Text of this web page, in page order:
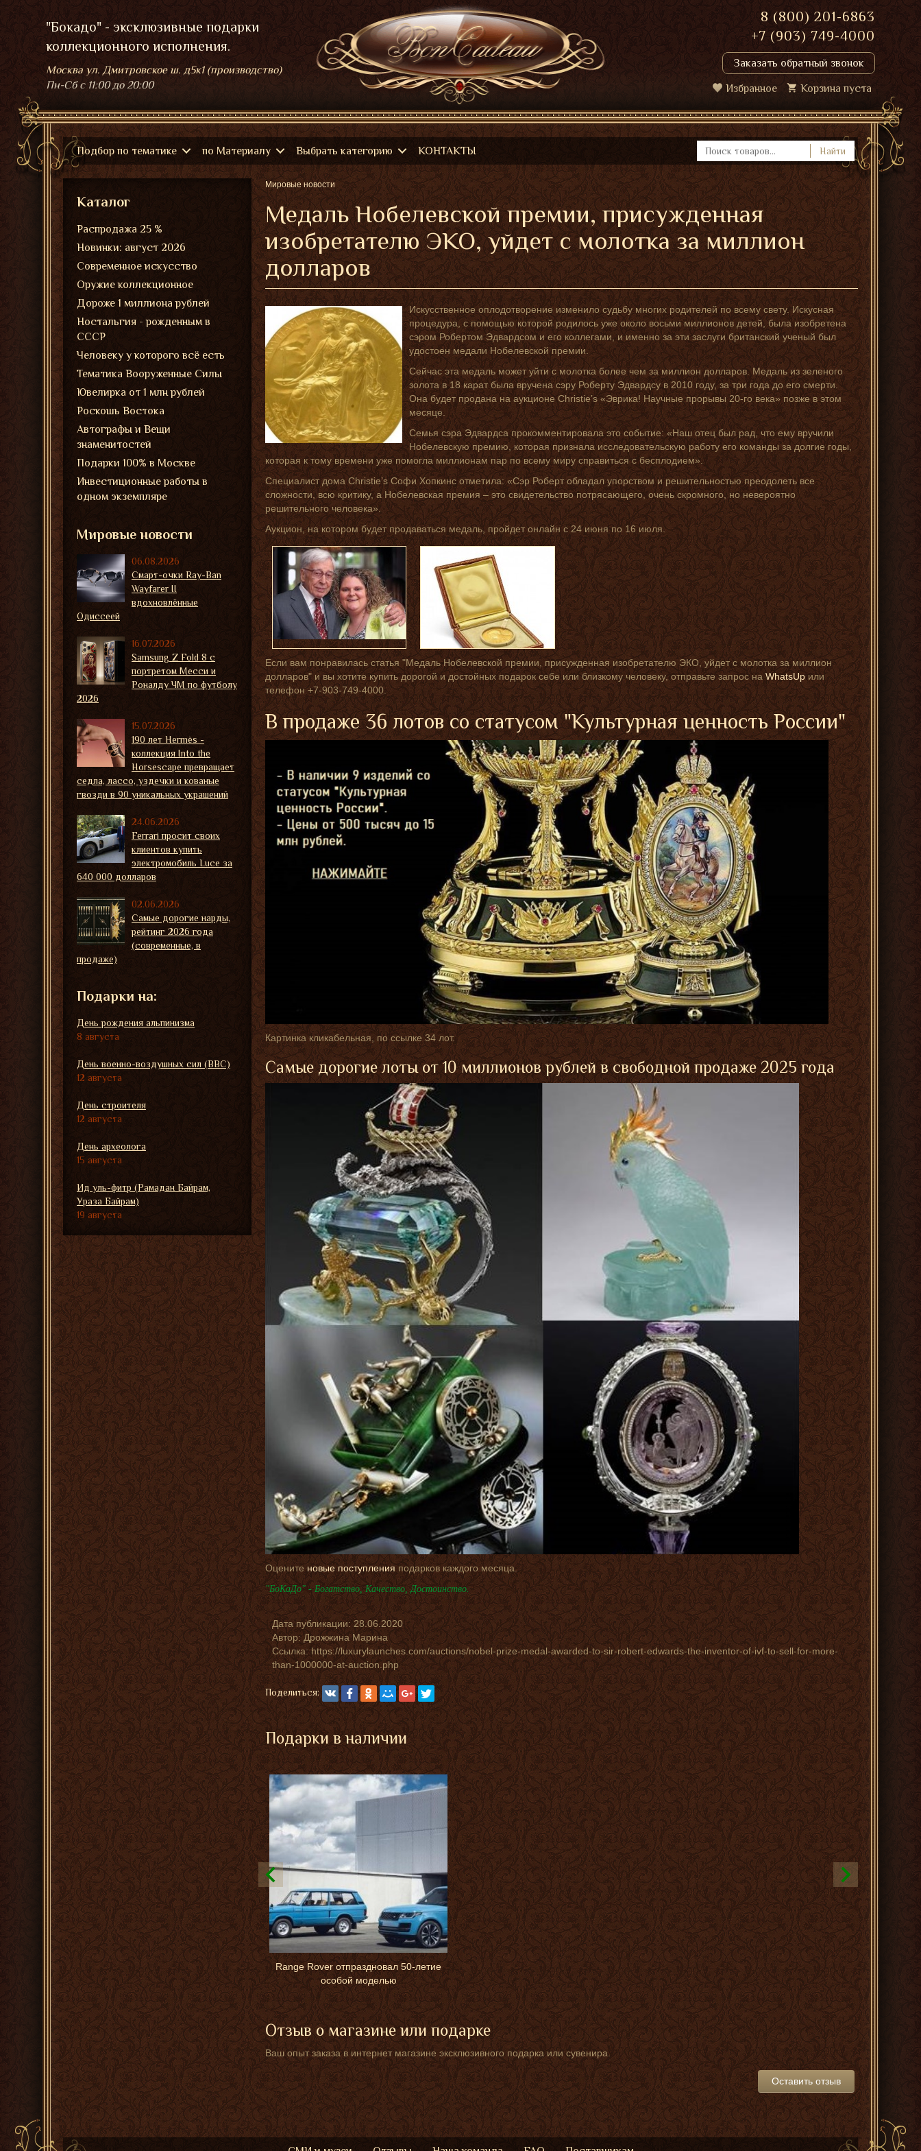
"Бокадо" - эксклюзивные подарки
коллекционного исполнения.
Москва ул. Дмитровское ш. д5к1 (производство)
Пн-Сбс 11:00 до 20:00
8 (800) 201-6863
+7 (903) 749-4000
Заказать обратный звонок
Избранное Корзина пуста
Подбор по тематике по Материалу Выбрать категорию КОНТАКТЫ Найти
Мировые новости
Медаль Нобелевской премии, присужденная
изобретателю ЭКО, уйдет с молотка за миллион
долларов
Искусственное оплодотворение изменило судьбу многих родителей по всему свету. Искусная
процедура, с помощью которой родилось уже около восьми миллионов детей, была изобретена
сэром Робертом Эдвардсом и его коллегами, и именно за эти заслуги британский ученый был
удостоен медали Нобелевской премии.
Сейчас эта медаль может уйти с молотка более чем за миллион долларов. Медаль из зеленого
золота в 18 карат была вручена сэру Роберту Эдвардсу в 2010 году, за три года до его смерти.
Она будет продана на аукционе Christie’s «Эврика! Научные прорывы 20-го века» позже в этом
месяце.
Семья сэра Эдвардса прокомментировала это событие: «Наш отец был рад, что ему вручили
Нобелевскую премию, которая признала исследовательскую работу его команды за долгие годы,
которая к тому времени уже помогла миллионам пар по всему миру справиться с бесплодием».
Специалист дома Christie’s Софи Хопкинс отметила: «Сэр Роберт обладал упорством и решительностью преодолеть все
сложности, всю критику, а Нобелевская премия – это свидетельство потрясающего, очень скромного, но невероятно
решительного человека».
Аукцион, на котором будет продаваться медаль, пройдет онлайн с 24 июня по 16 июля.
Если вам понравилась статья "Медаль Нобелевской премии, присужденная изобретателю ЭКО, уйдет с молотка за миллион
долларов" и вы хотите купить дорогой и достойных подарок себе или близкому человеку, отправьте запрос наWhatsUp или
телефон +7-903-749-4000.
В продаже 36 лотов со статусом "Культурная ценность России"
Картинка кликабельная, по ссылке 34 лот.
Самые дорогие лоты от 10 миллионов рублей в свободной продаже 2025 года
Оценитеновые поступленияподарков каждого месяца.
"БоКаДо" - Богатство, Качество, Достоинство.
Дата публикации:28.06.2020
Автор:Дрожжина Марина
Ссылка: https://luxurylaunches.com/auctions/nobel-prize-medal-awarded-to-sir-robert-edwards-the-inventor-of-ivf-to-sell-for-more-
than-1000000-at-auction.php
Поделиться:
Подарки в наличии
Range Rover отпраздновал 50-летие
особой моделью
Отзыв о магазине или подарке
Ваш опыт заказа в интернет магазине эксклюзивного подарка или сувенира.
Оставить отзыв
Каталог
Распродажа 25 %
Новинки: август 2026
Современное искусство
Оружие коллекционное
Дороже 1 миллиона рублей
Ностальгия - рожденным в
СССР
Человеку у которого всё есть
Тематика Вооруженные Силы
Ювелирка от 1 млн рублей
Роскошь Востока
Автографы и Вещи
знаменитостей
Подарки 100% в Москве
Инвестиционные работы в
одном экземпляре
Мировые новости
06.08.2026
Смарт-очки Ray-Ban
Wayfarer II
вдохновлённые
Одиссеей
16.07.2026
Samsung Z Fold 8 с
портретом Месси и
Роналду ЧМ по футболу
2026
15.07.2026
190 лет Hermès -
коллекция Into the
Horsescape превращает
седла, лассо, уздечки и кованые
гвозди в 90 уникальных украшений
24.06.2026
Ferrari просит своих
клиентов купить
электромобиль Luce за
640 000 долларов
02.06.2026
Самые дорогие нарды,
рейтинг 2026 года
(современные, в
продаже)
Подарки на:
День рождения альпинизма
8 августа
День военно-воздушных сил (ВВС)
12 августа
День строителя
12 августа
День археолога
15 августа
Ид уль-фитр (Рамадан Байрам,
Ураза Байрам)
19 августа